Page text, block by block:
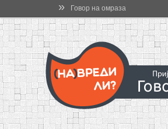
» Говор на омраза